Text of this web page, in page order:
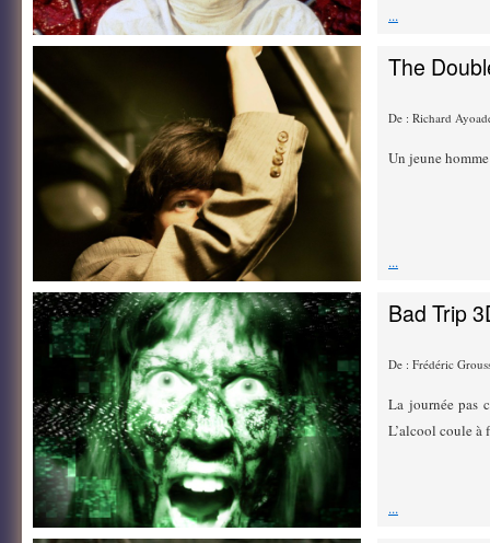
...
The
De : Richard
Un jeune
...
Bad Trip
De : Frédéric
La journée pas
L’alcool coule à
...